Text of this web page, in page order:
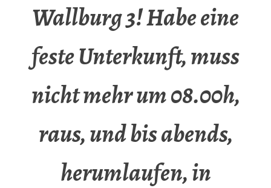
Wallburg 3! Habe eine
feste Unterkunft, muss
nicht mehr um 08.00h,
raus, und bis abends,
herumlaufen, in